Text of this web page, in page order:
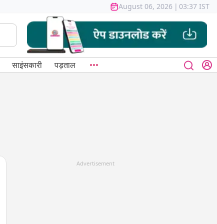
August 06, 2026 | 03:37 IST
साइंसकारी पड़ताल
Advertisement